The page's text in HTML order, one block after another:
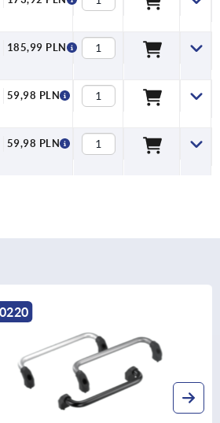
185,99 PLN
59,98 PLN
59,98 PLN